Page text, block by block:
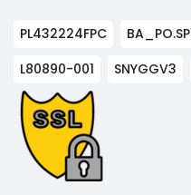
PL432224FPC
L80890-001
SNYGGV3